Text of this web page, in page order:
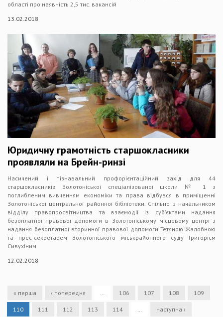
області про наявність 2,5 тис. вакансій
13.02.2018
Юридичну грамотність старшокласники
проявляли на Брейн-ринзі
Насичений і пізнавальний профорієнтаційний захід для 44
старшокласників Золотоніської спеціалізованої школи № 1 з
поглибленим вивченням економіки та права відбувся в приміщенні
Золотоніської центральної районної бібліотеки. Спільно з начальником
відділу правопросвітництва та взаємодії із суб’єктами надання
безоплатної правової допомоги в Золотоніському місцевому центрі з
надання безоплатної вторинної правової допомоги Тетяною Жалобною
та прес-секретарем Золотоніського міськрайонного суду Григорієм
Сивухіним
12.02.2018
« перша ‹ попередня … 106 107 108 109
110 111 112 113 114 … наступна ›